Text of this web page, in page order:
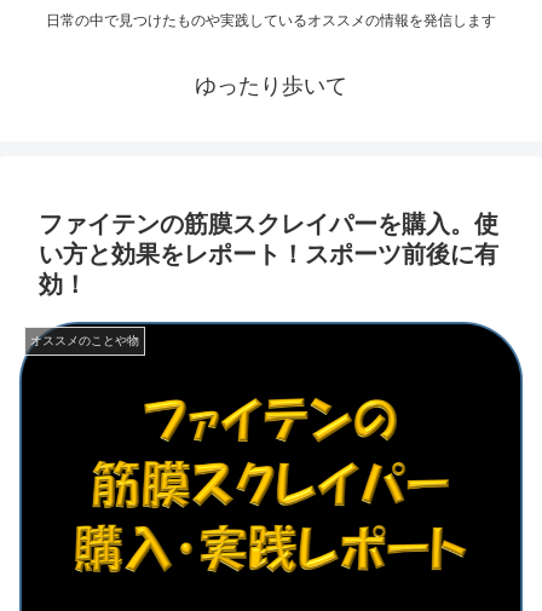
日常の中で見つけたものや実践しているオススメの情報を発信します
ゆったり歩いて
ファイテンの筋膜スクレイパーを購入。使
い方と効果をレポート！スポーツ前後に有
効！
オススメのことや物